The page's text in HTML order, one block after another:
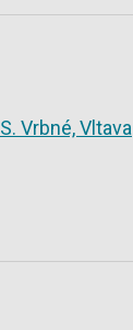
Vrbné, Vltava